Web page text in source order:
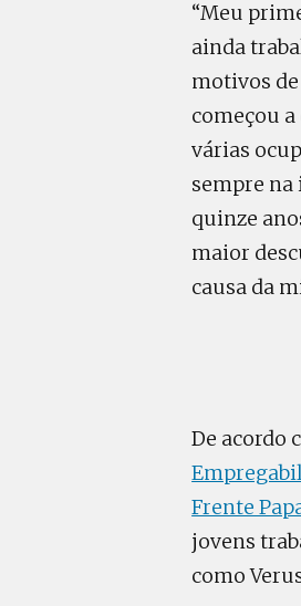
“Meu
ainda
motivos de
começou
várias
sempre
quinze
maior
causa da
De acordo
Frente
jovens
como